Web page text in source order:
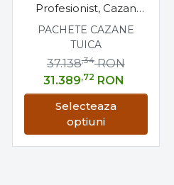
Profesionist, Cazan
350 Litri Exclusive +
Accesorii [Pachet
Promo]
PACHETE CAZANE
TUICA
31.389,72 RON
37.138,34 RON
Selecteaza
optiuni